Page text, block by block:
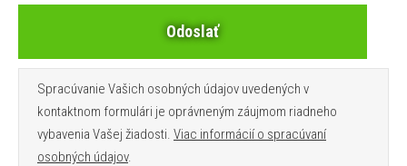
Spracúvanie Vašich osobných údajov uvedených v
kontaktnom formulári je oprávneným záujmom riadneho
vybavenia Vašej žiadosti. Viac informácií o spracúvaní
osobných údajov.